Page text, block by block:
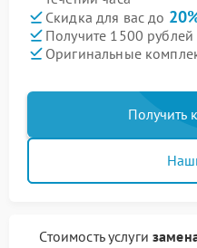
Скидка для вас до
Получите 1500
Оригинальные
Получить
Стоимость услуги